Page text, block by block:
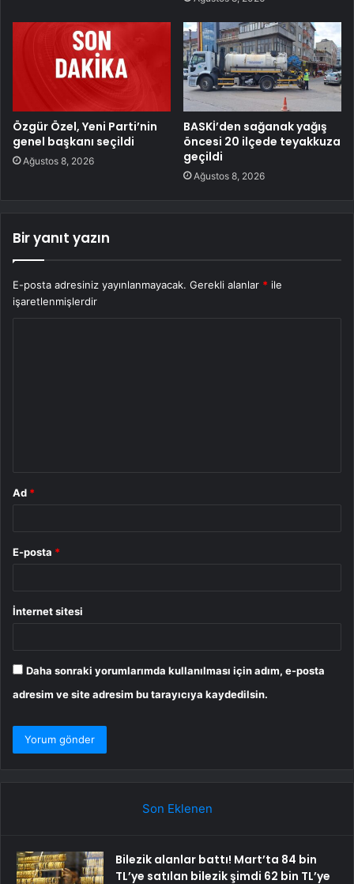
Özgür Özel, Yeni Parti’nin
genel başkanı seçildi
Ağustos 8, 2026
BASKİ’den sağanak yağış
öncesi 20 ilçede teyakkuza
geçildi
Ağustos 8, 2026
Bir yanıt yazın
E-posta adresiniz yayınlanmayacak. Gerekli alanlar * ile
işaretlenmişlerdir
Ad *
E-posta *
İnternet sitesi
Daha sonraki yorumlarımda kullanılması için adım, e-posta
adresim ve site adresim bu tarayıcıya kaydedilsin.
Son Eklenen
Bilezik alanlar battı! Mart’ta 84 bin
TL’ye satılan bilezik şimdi 62 bin TL’ye